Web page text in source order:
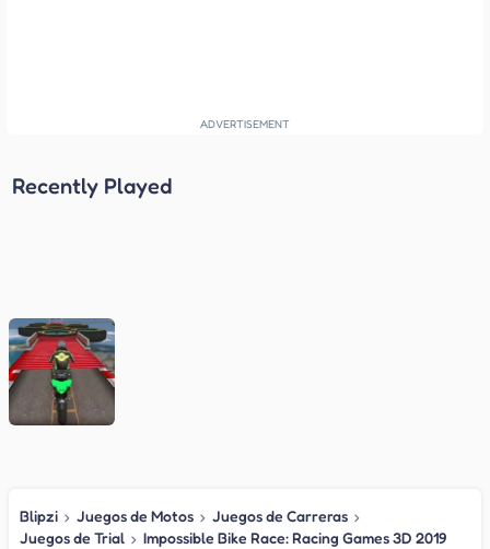
Recently Played
Blipzi › Juegos de Motos › Juegos de Carreras ›
Juegos de Trial › Impossible Bike Race: Racing Games 3D 2019